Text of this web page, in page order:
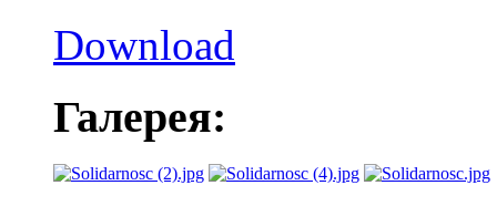
Download
Галерея: